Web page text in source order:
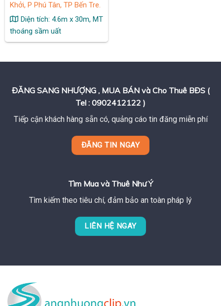
Khởi, P Phú Tân, TP Bến Tre.
Diện tích: 4.6m x 30m, MT
thoáng sầm uất
ĐĂNG SANG NHƯỢNG , MUA BÁN và Cho Thuê BĐS (
Tel : 0902412122 )
Tiếp cận khách hàng sẵn có, quảng cáo tin đăng miễn phí
ĐĂNG TIN NGAY
Tìm Mua và Thuê Như Ý
Tìm kiếm theo tiêu chí, đảm bảo an toàn pháp lý
LIÊN HỆ NGAY